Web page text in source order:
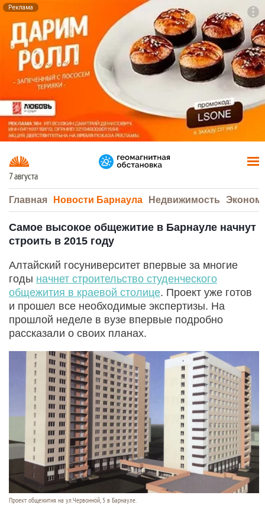
Реклама
7 августа
Главная Новости Барнаула Недвижимость
Самое высокое общежитие в Барнауле начнут
строить в 2015 году
Алтайский госуниверситет впервые за многие
годы начнет строительство студенческого
общежития в краевой столице. Проект уже готов
и прошел все необходимые экспертизы. На
прошлой неделе в вузе впервые подробно
рассказали о своих планах.
Проект общежития на ул.Червонной, 5 в Барнауле.